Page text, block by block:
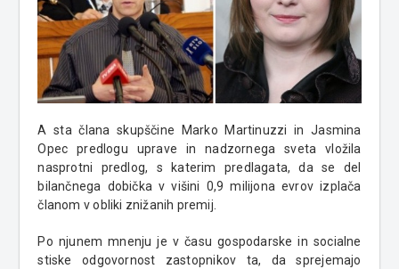
A sta člana skupščine Marko Martinuzzi in Jasmina
Opec predlogu uprave in nadzornega sveta vložila
nasprotni predlog, s katerim predlagata, da se del
bilančnega dobička v višini 0,9 milijona evrov izplača
članom v obliki znižanih premij.
Po njunem mnenju je v času gospodarske in socialne
stiske odgovornost zastopnikov ta, da sprejemajo